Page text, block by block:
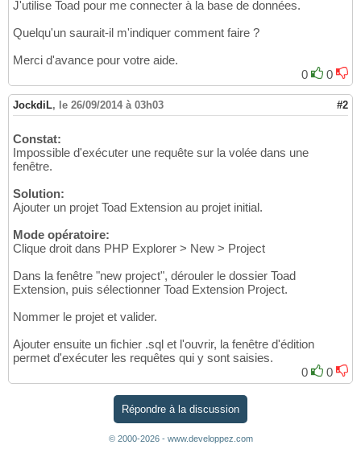
J'utilise Toad pour me connecter à la base de données.
Quelqu'un saurait-il m'indiquer comment faire ?
Merci d'avance pour votre aide.
0
0
JockdiL, le 26/09/2014 à 03h03 #2
Constat:
Impossible d'exécuter une requête sur la volée dans une
fenêtre.
Solution:
Ajouter un projet Toad Extension au projet initial.
Mode opératoire:
Clique droit dans PHP Explorer > New > Project
Dans la fenêtre "new project", dérouler le dossier Toad
Extension, puis sélectionner Toad Extension Project.
Nommer le projet et valider.
Ajouter ensuite un fichier .sql et l'ouvrir, la fenêtre d'édition
permet d'exécuter les requêtes qui y sont saisies.
0
0
Répondre à la discussion
© 2000-2026 - www.developpez.com